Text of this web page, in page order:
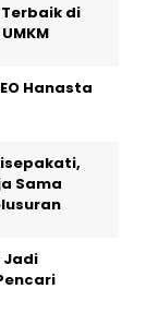
di
Hanasta
Sama
Jadi